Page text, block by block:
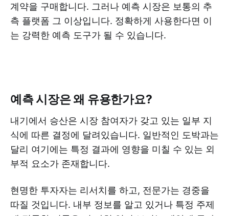
계약을 구매합니다. 그러나 예측 시장은 보통의 추
측 플랫폼 그 이상입니다. 정확하게 사용한다면 이
는 강력한 예측 도구가 될 수 있습니다.
예측 시장은 왜 유용한가요?
내기에서 승산은 시장 참여자가 갖고 있는 일부 지
식에 따른 결정에 달려있습니다. 일반적인 도박과는
달리 여기에는 특정 결과에 영향을 미칠 수 있는 외
부적 요소가 존재합니다.
현명한 투자자는 리서치를 하고, 전문가는 경중을
따질 것입니다. 내부 정보를 알고 있거나 특정 주제